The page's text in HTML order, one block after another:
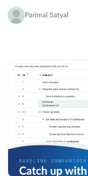
feedback from our
Parimal Satyal